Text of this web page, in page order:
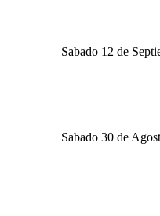
Sabado 12 de
Sabado 30 de